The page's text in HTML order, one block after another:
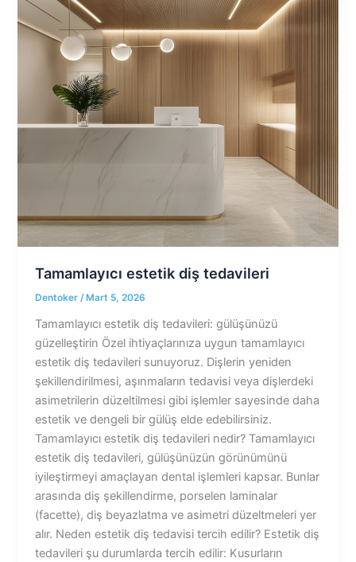
Tamamlayıcı estetik diş tedavileri
Dentoker/ Mart 5, 2026
Tamamlayıcı estetik diş tedavileri: gülüşünüzü
güzelleştirin Özel ihtiyaçlarınıza uygun tamamlayıcı
estetik diş tedavileri sunuyoruz. Dişlerin yeniden
şekillendirilmesi, aşınmaların tedavisi veya dişlerdeki
asimetrilerin düzeltilmesi gibi işlemler sayesinde daha
estetik ve dengeli bir gülüş elde edebilirsiniz.
Tamamlayıcı estetik diş tedavileri nedir? Tamamlayıcı
estetik diş tedavileri, gülüşünüzün görünümünü
iyileştirmeyi amaçlayan dental işlemleri kapsar. Bunlar
arasında diş şekillendirme, porselen laminalar
(facette), diş beyazlatma ve asimetri düzeltmeleri yer
alır. Neden estetik diş tedavisi tercih edilir? Estetik diş
tedavileri şu durumlarda tercih edilir: Kusurların